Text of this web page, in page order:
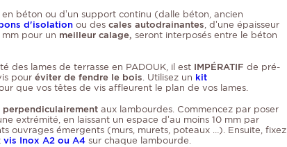
en béton ou d’un support continu (dalle béton, ancien
d'isolation ou des cales autodrainantes, d’une épaisseur
pour un meilleur calage, seront interposés entre le béton
des lames de terrasse en PADOUK, il est IMPÉRATIF de pré-
pour éviter de fendre le bois. Utilisez un kit
que vos têtes de vis affleurent le plan de vos lames.
perpendiculairement aux lambourdes. Commencez par poser
extrémité, en laissant un espace d’au moins 10 mm par
ouvrages émergents (murs, murets, poteaux …). Ensuite, fixez
vis Inox A2 ou A4 sur chaque lambourde.